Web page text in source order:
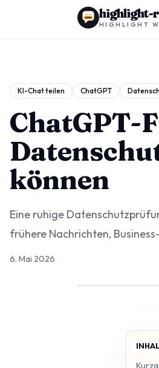
highlight-
HIGHLIGHT
KI-Chat teilen ChatGPT
ChatGPT-
können
Eine ruhige
frühere Nachrichten,
6. Mai 2026